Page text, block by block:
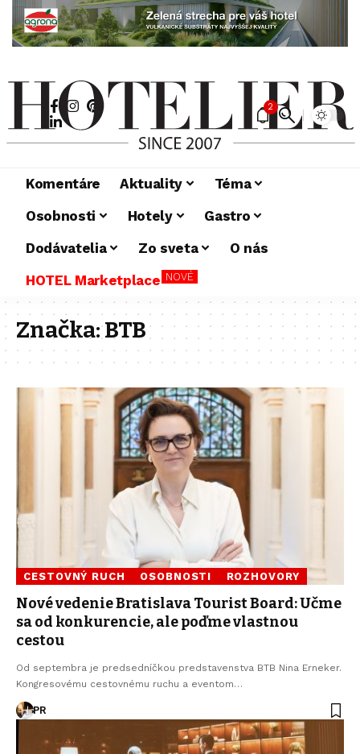
2
Komentáre Aktuality
Téma
Osobnosti
Hotely
Gastro
Dodávatelia
Zo sveta
O nás
HOTEL Marketplace NOVÉ
Značka:BTB
CESTOVNÝ RUCH OSOBNOSTI ROZHOVORY
Nové vedenie Bratislava Tourist Board: Učme
sa od konkurencie, ale poďme vlastnou
cestou
Od septembra je predsedníčkou predstavenstva BTB Nina Erneker.
Kongresovému cestovnému ruchu a eventom…
PR